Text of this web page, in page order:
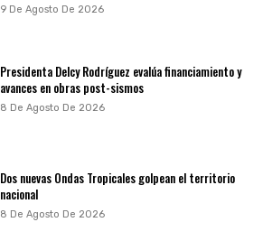
9 De Agosto De 2026
Presidenta Delcy Rodríguez evalúa financiamiento y
avances en obras post-sismos
8 De Agosto De 2026
Dos nuevas Ondas Tropicales golpean el territorio
nacional
8 De Agosto De 2026